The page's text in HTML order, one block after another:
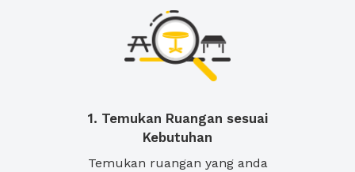
1. Temukan Ruangan sesuai
Kebutuhan
Temukan ruangan yang anda